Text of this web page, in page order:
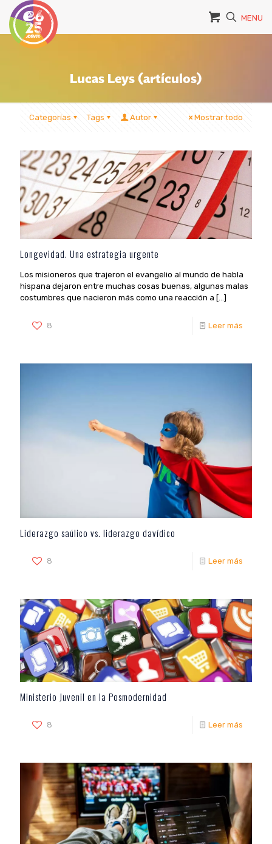
MENU
Lucas Leys (artículos)
Categorías Tags Autor Mostrar todo
Longevidad. Una estrategia urgente
Los misioneros que trajeron el evangelio al mundo de habla
hispana dejaron entre muchas cosas buenas, algunas malas
costumbres que nacieron más como una reacción a […]
8 Leer más
Liderazgo saúlico vs. liderazgo davídico
8 Leer más
Ministerio Juvenil en la Posmodernidad
8 Leer más